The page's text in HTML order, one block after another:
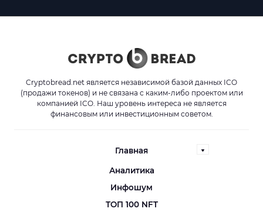
Cryptobread.net является независимой базой данных ICO
(продажи токенов) и не связана с каким-либо проектом или
компанией ICO. Наш уровень интереса не является
финансовым или инвестиционным советом.
Главная
Аналитика
Инфошум
ТОП 100 NFT